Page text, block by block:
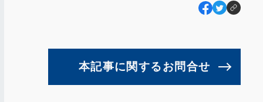
本記事に関するお問合せ